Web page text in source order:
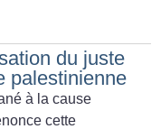
du juste
palestinienne
à la cause
cette